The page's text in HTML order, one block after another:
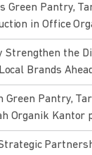
Green Pantry,
in Office
Strengthen the
Brands
Green Pantry,
Organik Kantor
Strategic